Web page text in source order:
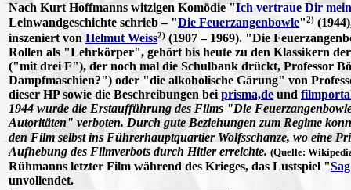
Nach Kurt Hoffmanns witzigen Komödie "Ich vertraue Dir
Leinwandgeschichte schrieb – "Die Feuerzangenbowle"2)
inszeniert von Helmut Weiss2) (1907 – 1969). "Die
Rollen als "Lehrkörper", gehört bis heute zu den Klassikern
("mit drei F"), der noch mal die Schulbank drückt, Professor
Dampfmaschien?") oder "die alkoholische Gärung" von
dieser HP sowie die Beschreibungen bei prisma,de und
1944 wurde die Erstaufführung des Films "Die
Autoritäten" verboten. Durch gute Beziehungen zum Regime
den Film selbst ins Führerhauptquartier Wolfsschanze, wo eine
Aufhebung des Filmverbots durch Hitler erreichte. (Quelle:
Rühmanns letzter Film während des Krieges, das Lustspiel "
unvollendet.